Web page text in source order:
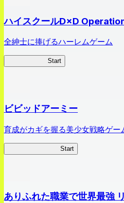
ハイスクールD×D
全紳士に捧げるハーレムゲーム
Start
ビビッドアーミー
育成がカギを握る美少女戦略ゲー
Start
ありふれた職業で世界最強